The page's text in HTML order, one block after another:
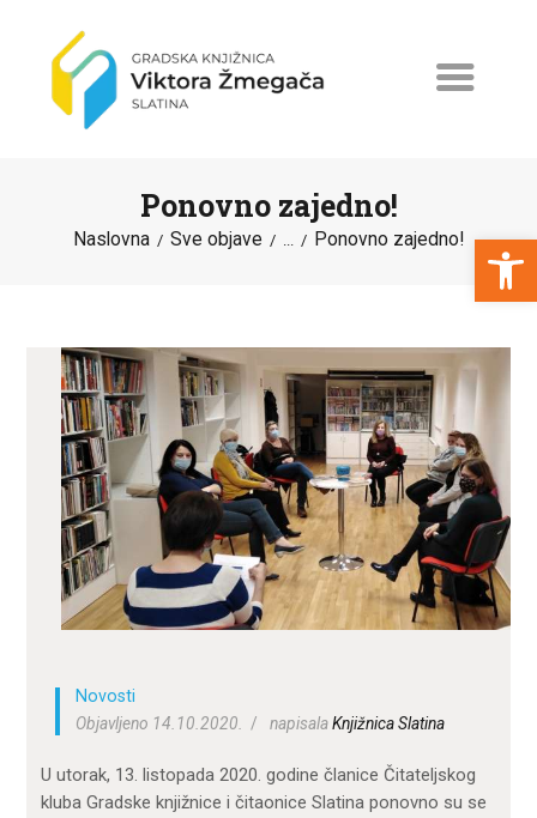
Open toolbar
Ponovno zajedno!
Naslovna Sve objave ... Ponovno zajedno!
NOVOSTI
ERASMUS+
PROGRAMI I PROJEKTI
KATALOG
O KNJIŽNICI
ZA KORISNIKE
ODJELI
KONTAKT
Novosti
Objavljeno 14.10.2020.
napisalaKnjižnica Slatina
U utorak, 13. listopada 2020. godine članice Čitateljskog
kluba Gradske knjižnice i čitaonice Slatina ponovno su se